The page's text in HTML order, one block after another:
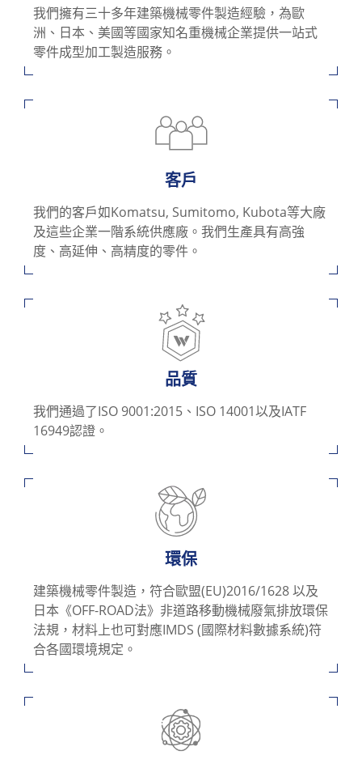
我們擁有三十多年建築機械零件製造經驗，為歐
洲、日本、美國等國家知名重機械企業提供一站式
零件成型加工製造服務。
客戶
我們的客戶如Komatsu, Sumitomo, Kubota等大廠
及這些企業一階系統供應廠。我們生產具有高強
度、高延伸、高精度的零件。
品質
我們通過了ISO 9001:2015、ISO 14001以及IATF
16949認證。
環保
建築機械零件製造，符合歐盟(EU)2016/1628 以及
日本《OFF-ROAD法》非道路移動機械廢氣排放環保
法規，材料上也可對應IMDS (國際材料數據系統)符
合各國環境規定。